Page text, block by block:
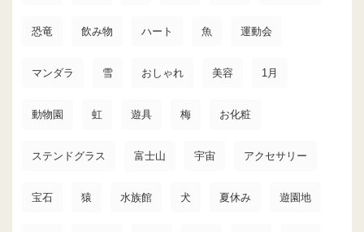
恐竜 飲み物 ハート 魚 運動会
マンダラ 雪 おしゃれ 美容 1月
動物園 虹 遊具 梅 お化粧
ステンドグラス 富士山 宇宙 アクセサリー
宝石 猿 水族館 犬 夏休み 遊園地